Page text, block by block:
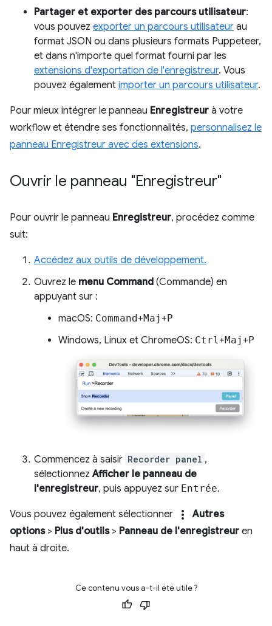
Partager et exporter des parcours utilisateur:
vous pouvez exporter un parcours utilisateur au
format JSON ou dans plusieurs formats Puppeteer,
et dans n'importe quel format fourni par les
extensions d'exportation de l'enregistreur. Vous
pouvez également importer un parcours utilisateur.
Pour mieux intégrer le panneau Enregistreur à votre
workflow et étendre ses fonctionnalités, personnalisez le
panneau Enregistreur avec des extensions.
Ouvrir le panneau "Enregistreur"
Pour ouvrir le panneau Enregistreur, procédez comme
suit:
Accédez aux outils de développement.
Ouvrez le menu Command (Commande) en
appuyant sur :
macOS: Command+Maj+P
Windows, Linux et ChromeOS: Ctrl+Maj+P
Commencez à saisir Recorder panel ,
sélectionnezAfficher le panneau de
l'enregistreur, puis appuyez sur Entrée.
Vous pouvez également sélectionner more_vert
Autres
options> Plus d'outils> Panneau de l'enregistreur en
haut à droite.
Ce contenu vous a-t-il été utile ?